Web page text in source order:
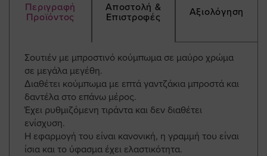
Περιγραφή
Προϊόντος
Αποστολή &
Επιστροφές
Αξιολόγηση
Σουτιέν με μπροστινό κούμπωμα σε μαύρο χρώμα
σε μεγάλα μεγέθη.
Διαθέτει κούμπωμα με επτά γαντζάκια μπροστά και
δαντέλα στο επάνω μέρος.
Έχει ρυθμιζόμενη τιράντα και δεν διαθέτει
ενίσχυση.
Η εφαρμογή του είναι κανονική, η γραμμή του είναι
ίσια και το ύφασμα έχει ελαστικότητα.